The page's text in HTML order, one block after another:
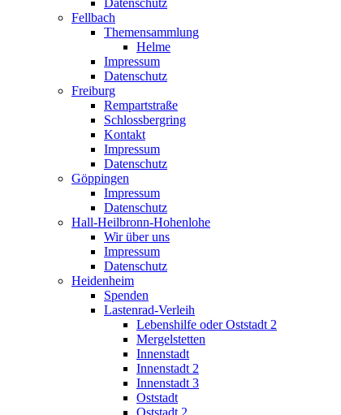
Datenschutz
Fellbach
Themensammlung
Helme
Impressum
Datenschutz
Freiburg
Rempartstraße
Schlossbergring
Kontakt
Impressum
Datenschutz
Göppingen
Impressum
Datenschutz
Hall-Heilbronn-Hohenlohe
Wir über uns
Impressum
Datenschutz
Heidenheim
Spenden
Lastenrad-Verleih
Lebenshilfe oder Oststadt 2
Mergelstetten
Innenstadt
Innenstadt 2
Innenstadt 3
Oststadt
Oststadt 2